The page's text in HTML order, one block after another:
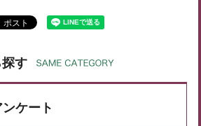
す
ケート